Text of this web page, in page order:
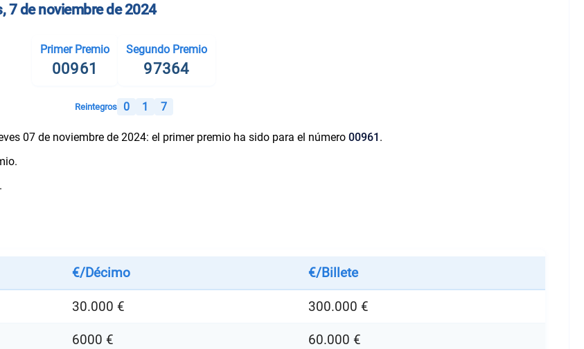
7 de noviembre de 2024
Primer Premio
00961
Segundo Premio
97364
Reintegros 0 1 7
07 de noviembre de 2024: el primer premio ha sido para el número 00961 .
€/Décimo €/Billete
30.000 € 300.000 €
6000 € 60.000 €